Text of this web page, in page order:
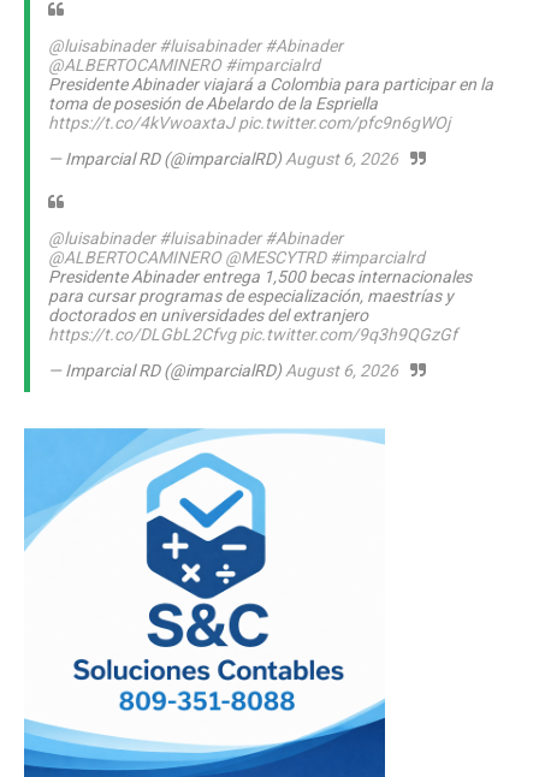
@luisabinader #luisabinader #Abinader
@ALBERTOCAMINERO #imparcialrd
Presidente Abinader viajará a Colombia para participar en la
toma de posesión de Abelardo de la Espriella
https://t.co/4kVwoaxtaJ pic.twitter.com/pfc9n6gWOj
— Imparcial RD (@imparcialRD)August 6, 2026
@luisabinader #luisabinader #Abinader
@ALBERTOCAMINERO @MESCYTRD #imparcialrd
Presidente Abinader entrega 1,500 becas internacionales
para cursar programas de especialización, maestrías y
doctorados en universidades del extranjero
https://t.co/DLGbL2Cfvg pic.twitter.com/9q3h9QGzGf
— Imparcial RD (@imparcialRD)August 6, 2026